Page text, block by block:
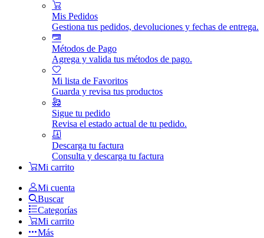
Mis Pedidos
Gestiona tus pedidos, devoluciones y fechas de entrega.
Métodos de Pago
Agrega y valida tus métodos de pago.
Mi lista de Favoritos
Guarda y revisa tus productos
Sigue tu pedido
Revisa el estado actual de tu pedido.
Descarga tu factura
Consulta y descarga tu factura
Mi carrito
Mi cuenta
Buscar
Categorías
Mi carrito
Más